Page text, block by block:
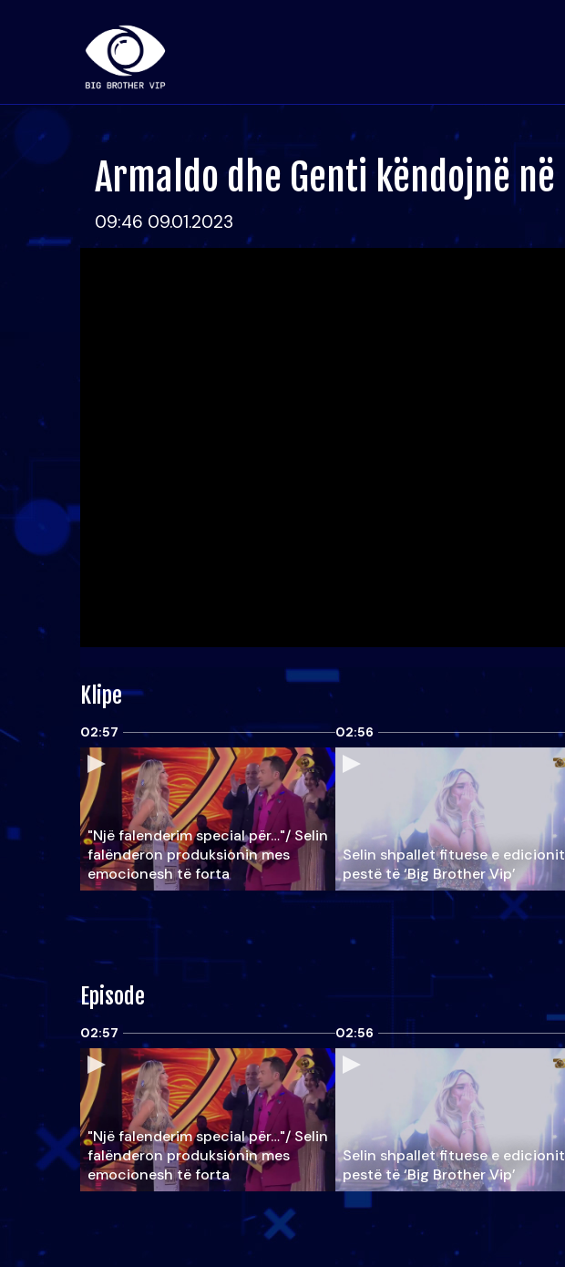
Armaldo dhe Genti këndojnë
09:46 09.01.2023
Klipe
02:57
"Një falenderim special për…"/ Selin
falënderon produksionin mes
emocionesh të forta
02:56
Selin shpallet fituese e
pestë të ‘Big Brother Vip’
Episode
02:57
"Një falenderim special për…"/ Selin
falënderon produksionin mes
emocionesh të forta
02:56
Selin shpallet fituese e
pestë të ‘Big Brother Vip’